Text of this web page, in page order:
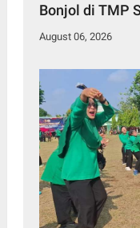
Bonjol di TMP
August 06, 2026